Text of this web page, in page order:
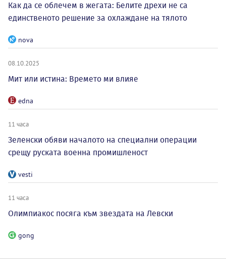
Как да се облечем в жегата: Белите дрехи не са
единственото решение за охлаждане на тялото
nova
08.10.2025
Мит или истина: Времето ми влияе
edna
11 часа
Зеленски обяви началото на специални операции
срещу руската военна промишленост
vesti
11 часа
Олимпиакос посяга към звездата на Левски
gong